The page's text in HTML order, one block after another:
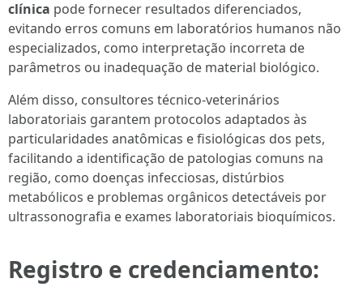
clínica pode fornecer resultados diferenciados,
evitando erros comuns em laboratórios humanos não
especializados, como interpretação incorreta de
parâmetros ou inadequação de material biológico.
Além disso, consultores técnico-veterinários
laboratoriais garantem protocolos adaptados às
particularidades anatômicas e fisiológicas dos pets,
facilitando a identificação de patologias comuns na
região, como doenças infecciosas, distúrbios
metabólicos e problemas orgânicos detectáveis por
ultrassonografia e exames laboratoriais bioquímicos.
Registro e credenciamento: